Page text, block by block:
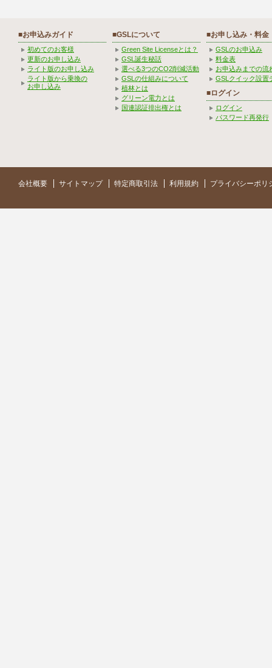
■お申込みガイド
初めてのお客様
更新のお申し込み
ライト版のお申し込み
ライト版から乗換の
お申し込み
■GSLについて
Green Site Licenseとは？
GSL誕生秘話
選べる3つのCO2削減活動
GSLの仕組みについて
植林とは
グリーン電力とは
国連認証排出権とは
■お申し込み・料金
GSLのお申込み
料金表
お申込みまでの流
GSLクイック設置
■ログイン
ログイン
パスワード再発行
会社概要 サイトマップ 特定商取引法 利用規約 プライバシーポリ